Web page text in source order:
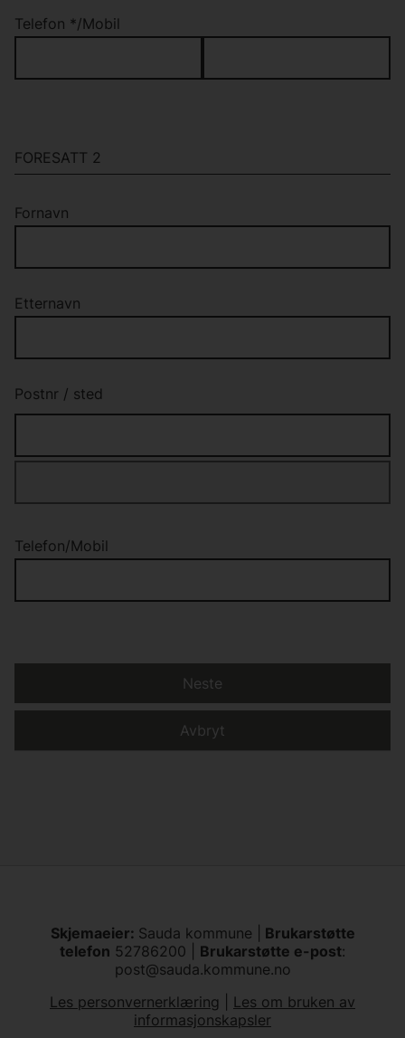
Telefon */Mobil
FORESATT 2
Fornavn
Etternavn
Postnr / sted
Telefon/Mobil
Avbryt
Neste
Skjemaeier: Sauda kommune |
Brukarstøtte
telefon 52786200 | Brukarstøtte e-post:
post@sauda.kommune.no
Les personvernerklæring
Les om bruken av
informasjonskapsler